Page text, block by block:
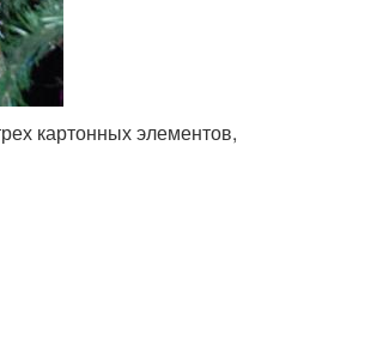
картонных элементов,